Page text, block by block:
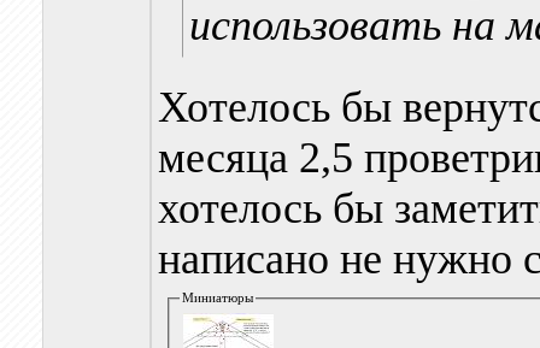
использовать на
Хотелось бы
месяца 2,5
хотелось бы
написано не нужно
Миниатюры